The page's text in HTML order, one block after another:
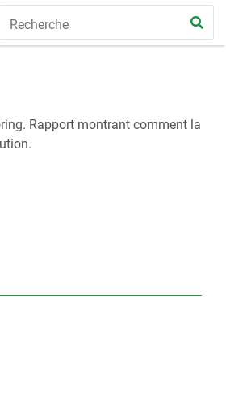
Rapport montrant comment la